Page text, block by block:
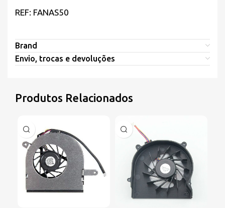
REF: FANAS50
Brand
Envio, trocas e devoluções
Produtos Relacionados